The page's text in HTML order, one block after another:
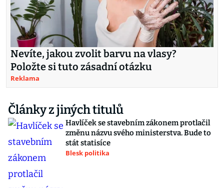
Nevíte, jakou zvolit barvu na vlasy?
Položte si tuto zásadní otázku
Reklama
Články z jiných titulů
Havlíček se stavebním zákonem protlačil
změnu názvu svého ministerstva. Bude to
stát statisíce
Blesk politika